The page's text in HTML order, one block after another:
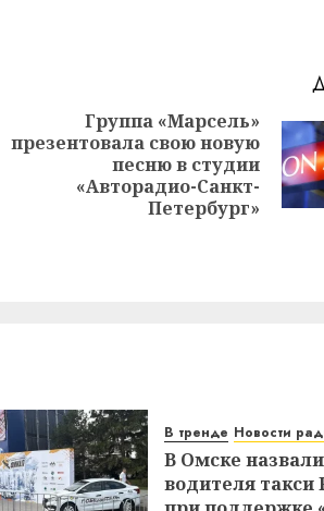
Предыдущая
Следующая
Группа «Марсель»
презентовала свою новую
песню в студии
«Авторадио-Санкт-
Петербург»
В тренде Новости
В Омске
водителя такси